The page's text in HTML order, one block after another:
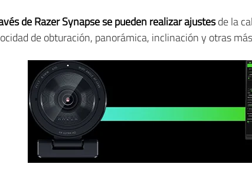
de Razer Synapse se pueden realizar ajustesde la
de obturación, panorámica, inclinación y otras